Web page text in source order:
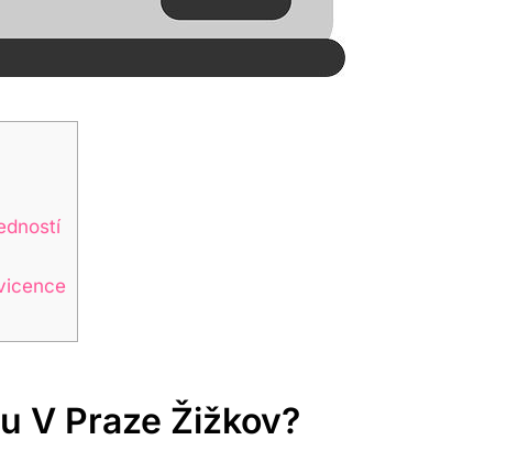
V Praze Žižkov?